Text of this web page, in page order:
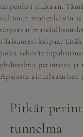
tarpeidesi mukaan.
valinnan monenlaisiin
tarjoavat
tilaisuutesi kaipaa.
jotka tekevät
yhdistelmä perinteitä ja
Apajasta ainutlaatuisen
Pitkät
tunnelma